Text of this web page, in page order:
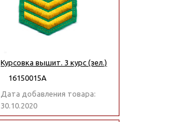
Курсовка вышит. 3 курс (зел.)
16150015А
Дата добавления товара:
30.10.2020